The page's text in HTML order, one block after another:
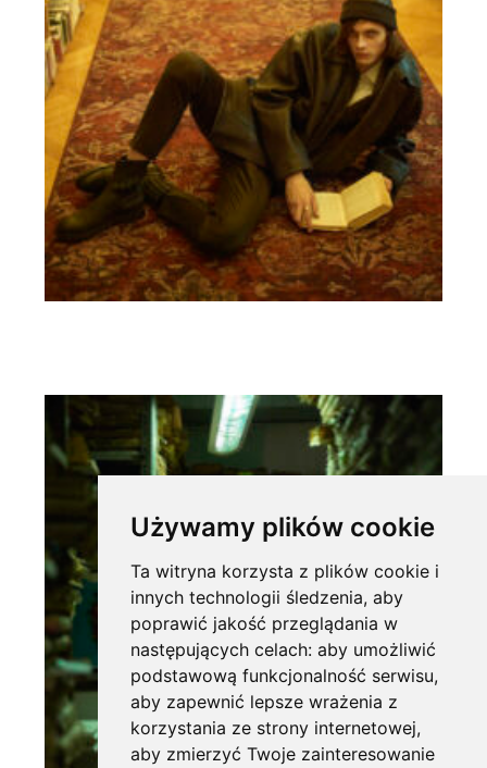
Używamy plików cookie
Ta witryna korzysta z plików cookie i
innych technologii śledzenia, aby
poprawić jakość przeglądania w
następujących celach: aby umożliwić
podstawową funkcjonalność serwisu,
aby zapewnić lepsze wrażenia z
korzystania ze strony internetowej,
aby zmierzyć Twoje zainteresowanie